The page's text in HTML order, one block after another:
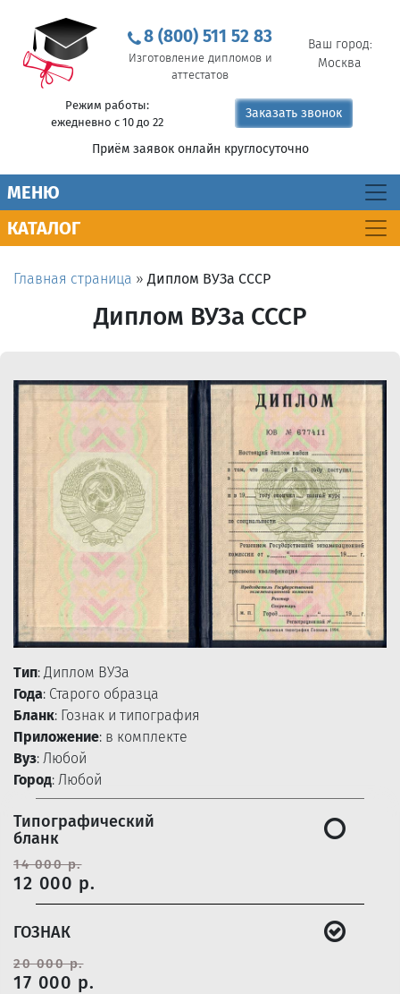
8 (800) 511 52 83
Изготовление дипломов и
аттестатов
Ваш город:
Москва
Режим работы:
ежедневно с 10 до 22
Заказать звонок
Приём заявок онлайн круглосуточно
MEНЮ
КАТАЛОГ
Главная страница »Диплом ВУЗа СССР
Диплом ВУЗа СССР
Тип: Диплом ВУЗа
Года: Старого образца
Бланк: Гознак и типография
Приложение: в комплекте
Вуз: Любой
Город: Любой
Типографический
бланк
14 000 р.
12 000 р.
ГОЗНАК
20 000 р.
17 000 р.